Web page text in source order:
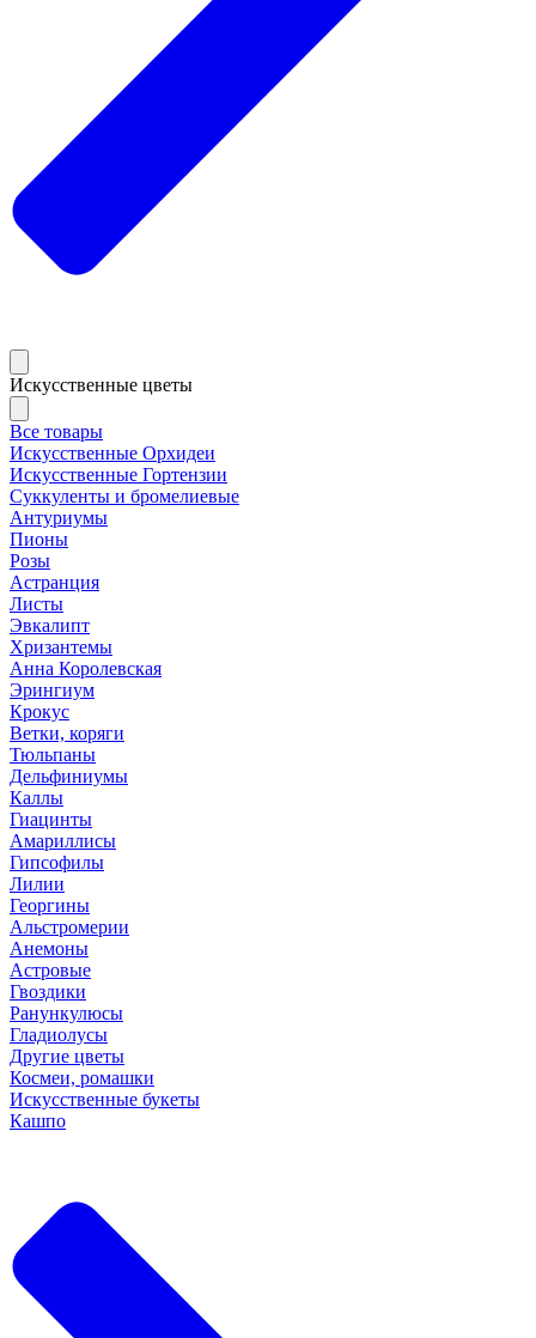
Искусственные цветы
Все товары
Искусственные Орхидеи
Искусственные Гортензии
Суккуленты и бромелиевые
Антуриумы
Пионы
Розы
Астранция
Листы
Эвкалипт
Хризантемы
Анна Королевская
Эрингиум
Крокус
Ветки, коряги
Тюльпаны
Дельфиниумы
Каллы
Гиацинты
Амариллисы
Гипсофилы
Лилии
Георгины
Альстромерии
Анемоны
Астровые
Гвоздики
Ранункулюсы
Гладиолусы
Другие цветы
Космеи, ромашки
Искусственные букеты
Кашпо